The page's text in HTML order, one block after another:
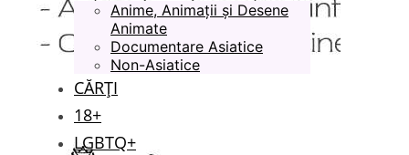
Anime, Animații și Desene
Animate
Documentare Asiatice
Non-Asiatice
CĂRȚI
18+
LGBTQ+